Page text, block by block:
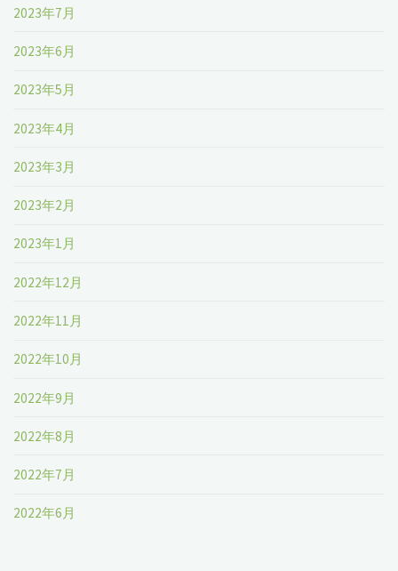
2023年7月
2023年6月
2023年5月
2023年4月
2023年3月
2023年2月
2023年1月
2022年12月
2022年11月
2022年10月
2022年9月
2022年8月
2022年7月
2022年6月